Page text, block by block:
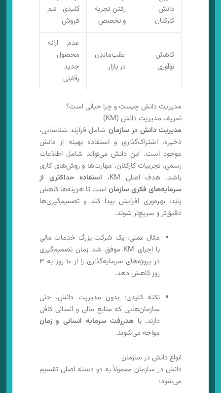
دانش
کارکنان
رفتن تجربه
و تخصص
کلیدی تیم
فروش
کاهش
نوآوری
عقب‌ماندن
در بازار
عدم ارائه
محصول
جدید
رقابتی
مدیریت دانش چیست و چرا حیاتی است؟
تعریف مدیریت دانش (KM)
مدیریت دانش در سازمان شامل فرآیند شناسایی،
ذخیره، اشتراک‌گذاری و استفاده بهینه از دانش
موجود است. این دانش می‌تواند شامل اطلاعات
رسمی، تجربیات کارکنان، مهارت‌ها و روش‌های کاری
باشد. هدف اصلی KM،
استفاده حداکثری از
سرمایه‌های فکری سازماناست تا هزینه‌ها کاهش
یابد، بهره‌وری افزایش پیدا کند و تصمیم‌گیری‌ها
دقیق‌تر و سریع‌تر شوند.
مثال عملی: یک شرکت بزرگ خدمات مالی
با اجرای KM موفق شد زمان تصمیم‌گیری
در پروژه‌های سرمایه‌گذاری را از ۱۰ روز به ۳
روز کاهش دهد.
نکته کلیدی: بدون مدیریت دانش، حتی
سازمان‌هایی که منابع مالی و انسانی کافی
دارند، با هدررفت سرمایه انسانی و زمان
مواجه می‌شوند.
انواع دانش در سازمان
دانش در سازمان معمولاً به دو دسته اصلی تقسیم
می‌شود: